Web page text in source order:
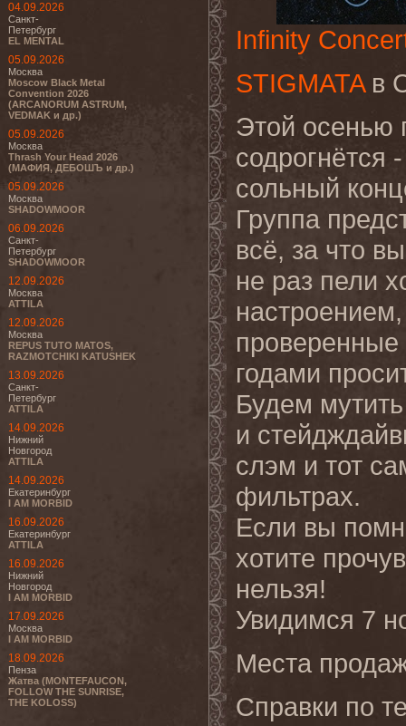
04.09.2026
Санкт-
Петербург
EL MENTAL
05.09.2026
Москва
Moscow Black Metal
Convention 2026
(ARCANORUM ASTRUM,
VEDMAK и др.)
05.09.2026
Москва
Thrash Your Head 2026
(МАФИЯ, ДЕБОШЪ и др.)
05.09.2026
Москва
SHADOWMOOR
06.09.2026
Санкт-
Петербург
SHADOWMOOR
12.09.2026
Москва
ATTILA
12.09.2026
Москва
REPUS TUTO MATOS,
RAZMOTCHIKI KATUSHEK
13.09.2026
Санкт-
Петербург
ATTILA
14.09.2026
Нижний
Новгород
ATTILA
14.09.2026
Екатеринбург
I AM MORBID
16.09.2026
Екатеринбург
ATTILA
16.09.2026
Нижний
Новгород
I AM MORBID
17.09.2026
Москва
I AM MORBID
18.09.2026
Пенза
Жатва (MONTEFAUCON,
FOLLOW THE SUNRISE,
THE KOLOSS)
Infinity
STIGMATAв
Этой осенью
содрогнётся
сольный
Группа
всё, за что
не раз пели
годами
Будем
и
слэм и тот
фильтрах.
Если вы
хотите
нельзя!
Увидимся 7
Места
Справки по